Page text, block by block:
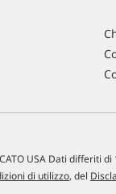
USA Dati differiti
di utilizzo, del